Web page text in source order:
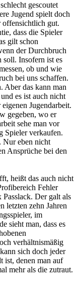
gescoutet
Jugend spielt doch
offensichtlich gut.
dass die Spieler
gilt schon
der Durchbruch
soll. Insofern ist es
ob und wie
bei uns schaffen.
Aber das kann man
es ist auch nicht
Jugendarbeit.
gegeben, wo er
sehe man vor
Spieler verkaufen.
Nur eben nicht
Ansprüche bei den
heißt das auch nicht
Fehler
Der galt als
letzten zehn Jahren
im
sieht man, dass es
verhältnismäßig
sich doch jeder
ist, denen man auf
mehr als die zutraut.